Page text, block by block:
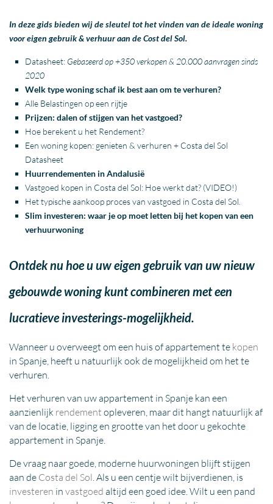
In deze gids bieden wij de sleutel tot het vinden van de ideale woning
voor eigen gebruik & verhuur aan de Cost del Sol.
Datasheet: Gebaseerd op +350 verkopen & 20.000 aanvragen sinds
2020
Welk type woning schaf ik best aan om te verhuren?
Alle Belastingen op een rijtje
Prijzen: dalen of stijgen van hetvastgoed?
Hoe berekent u het Rendement?
Een woning kopen: genieten & verhuren + Costa del Sol
Datasheet
Huurrendementen in Andalusië
Vastgoed kopen in Costa del Sol: Hoe werkt dat? (VIDEO!)
Het typische aankoop proces vanvastgoed in Costa del Sol
Slim investeren: waar je op moet letten bij het kopenvan een
verhuurwoning
Ontdek nu hoe u uw eigen gebruik van uw nieuw
gebouwde woning kunt combineren met een
lucratieve investerings-mogelijkheid.
Wanneer u overweegt om een huis of appartement te kopen
in Spanje, heeft u natuurlijk ook de mogelijkheid om het te
verhuren.
Het verhuren van uw appartement in Spanje kan een
aanzienlijk rendement opleveren, maar dit hangt natuurlijk af
van de locatie, ligging en grootte van het door u gekochte
appartement in Spanje.
De vraag naar goede, moderne huurwoningen blijft stijgen
aan de Costa del Sol. Als u een centje wilt bijverdienen, is
investeren invastgoed altijd een goed idee. Wilt u een pand